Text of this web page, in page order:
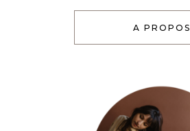
A PROPOS